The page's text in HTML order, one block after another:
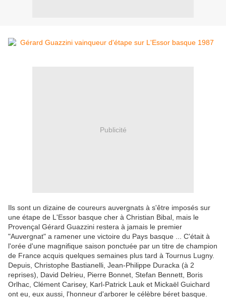
Publicité
Ils sont un dizaine de coureurs auvergnats à s'être imposés sur
une étape de L'Essor basque cher à Christian Bibal, mais le
Provençal Gérard Guazzini restera à jamais le premier
"Auvergnat" a ramener une victoire du Pays basque ... C'était à
l'orée d'une magnifique saison ponctuée par un titre de champion
de France acquis quelques semaines plus tard à Tournus Lugny.
Depuis, Christophe Bastianelli, Jean-Philippe Duracka (à 2
reprises), David Delrieu, Pierre Bonnet, Stefan Bennett, Boris
Orlhac, Clément Carisey, Karl-Patrick Lauk et Mickaël Guichard
ont eu, eux aussi, l'honneur d'arborer le célèbre béret basque.